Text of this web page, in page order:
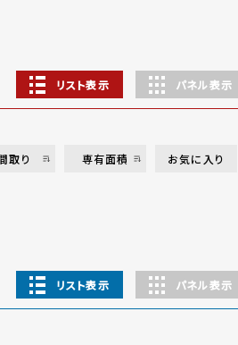
リスト表示 パネル表示
取り 専有面積 お気に入り
リスト表示 パネル表示